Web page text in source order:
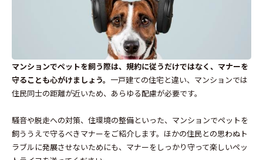
マンションでペットを飼う際は、規約に従うだけではなく、マナーを
守ることも心がけましょう。 一戸建ての住宅と違い、マンションでは
住民同士の距離が近いため、あらゆる配慮が必要です。
騒音や脱走への対策、住環境の整備といった、マンションでペットを
飼ううえで守るべきマナーをご紹介します。ほかの住民との思わぬト
ラブルに発展させないためにも、マナーをしっかり守って楽しいペッ